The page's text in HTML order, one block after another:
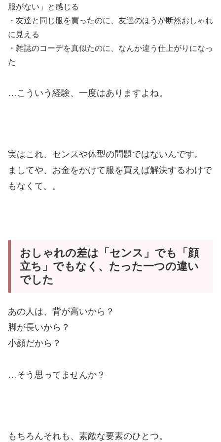
服がない」と感じる
・友達と同じ服を買ったのに、友達のほうが断然おしゃれ
に見える
・雑誌のコーデを真似たのに、なんか違う仕上がりになっ
た
…こういう経験、一度はありますよね。
実はこれ、センスや体型の問題ではないんです。
ましてや、お金をかけて服を買えば解決するわけで
もなくて。。
おしゃれの差は「センス」でも「顔
立ち」でもなく、たった一つの違い
でした
あの人は、背が高いから？
脚が長いから？
小顔だから？
…そう思ってませんか？
もちろんそれも、 素敵な要素のひとつ。